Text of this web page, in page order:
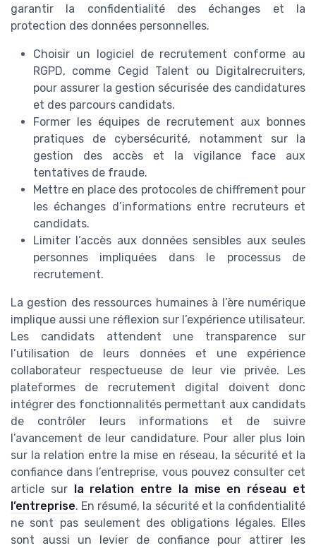
garantir la confidentialité des échanges et la
protection des données personnelles.
Choisir un logiciel de recrutement conforme au
RGPD, comme Cegid Talent ou Digitalrecruiters,
pour assurer la gestion sécurisée des candidatures
et des parcours candidats.
Former les équipes de recrutement aux bonnes
pratiques de cybersécurité, notamment sur la
gestion des accès et la vigilance face aux
tentatives de fraude.
Mettre en place des protocoles de chiffrement pour
les échanges d’informations entre recruteurs et
candidats.
Limiter l’accès aux données sensibles aux seules
personnes impliquées dans le processus de
recrutement.
La gestion des ressources humaines à l’ère numérique
implique aussi une réflexion sur l’expérience utilisateur.
Les candidats attendent une transparence sur
l’utilisation de leurs données et une expérience
collaborateur respectueuse de leur vie privée. Les
plateformes de recrutement digital doivent donc
intégrer des fonctionnalités permettant aux candidats
de contrôler leurs informations et de suivre
l’avancement de leur candidature. Pour aller plus loin
sur la relation entre la mise en réseau, la sécurité et la
confiance dans l’entreprise, vous pouvez consulter cet
article sur
la relation entre la mise en réseau et
l’entreprise. En résumé, la sécurité et la confidentialité
ne sont pas seulement des obligations légales. Elles
sont aussi un levier de confiance pour attirer les